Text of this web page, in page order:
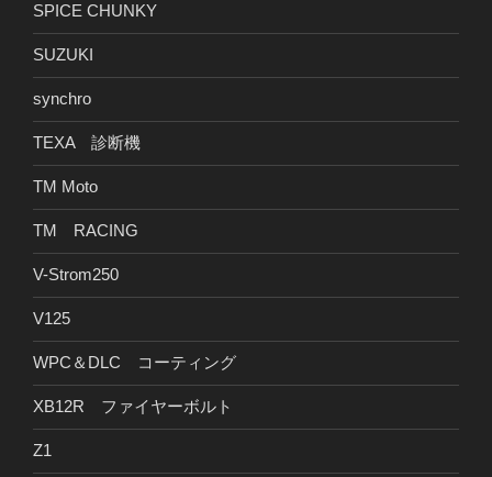
SPICE CHUNKY
SUZUKI
synchro
TEXA 診断機
TM Moto
TM RACING
V-Strom250
V125
WPC＆DLC コーティング
XB12R ファイヤーボルト
Z1